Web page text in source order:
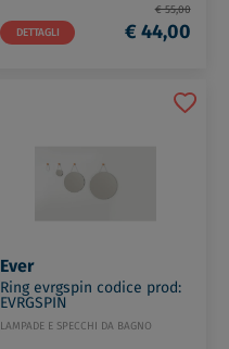
DETTAGLI
€ 55,00
€ 44,00
Ever
Ring evrgspin codice prod:
EVRGSPIN
LAMPADE E SPECCHI DA BAGNO